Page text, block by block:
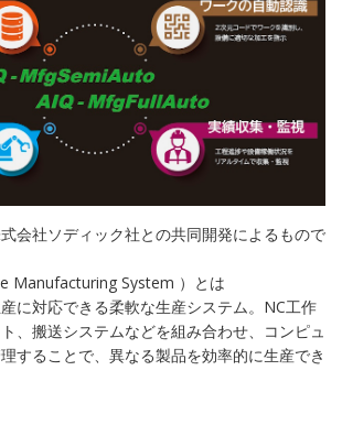
会社ソディック社との共同開発によるもので
Manufacturing System ）とは
に対応できる柔軟な生産システム。NC工作
、搬送システムなどを組み合わせ、コンピュ
することで、異なる製品を効率的に生産でき